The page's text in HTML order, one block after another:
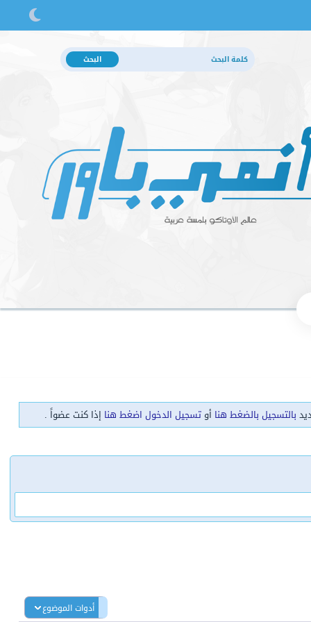
بالتسجيل بالضغط هنا أوتسجيل الدخول اضغط هنا إذا كنت عضواً .
أدوات الموضوع